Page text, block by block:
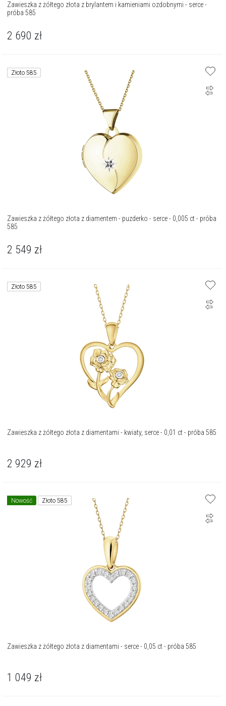
Zawieszka z żółtego złota z brylantem i kamieniami ozdobnymi - serce -
próba 585
2 690 zł
Złoto 585
Zawieszka z żółtego złota z diamentem - puzderko - serce - 0,005 ct - próba
585
2 549 zł
Złoto 585
Zawieszka z żółtego złota z diamentami - kwiaty, serce - 0,01 ct - próba 585
2 929 zł
Nowość Złoto 585
Zawieszka z żółtego złota z diamentami - serce - 0,05 ct - próba 585
1 049 zł